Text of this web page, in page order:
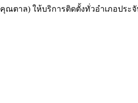
(คุณตาล) ให้บริการติดตั้งทั่วอำเภอปร